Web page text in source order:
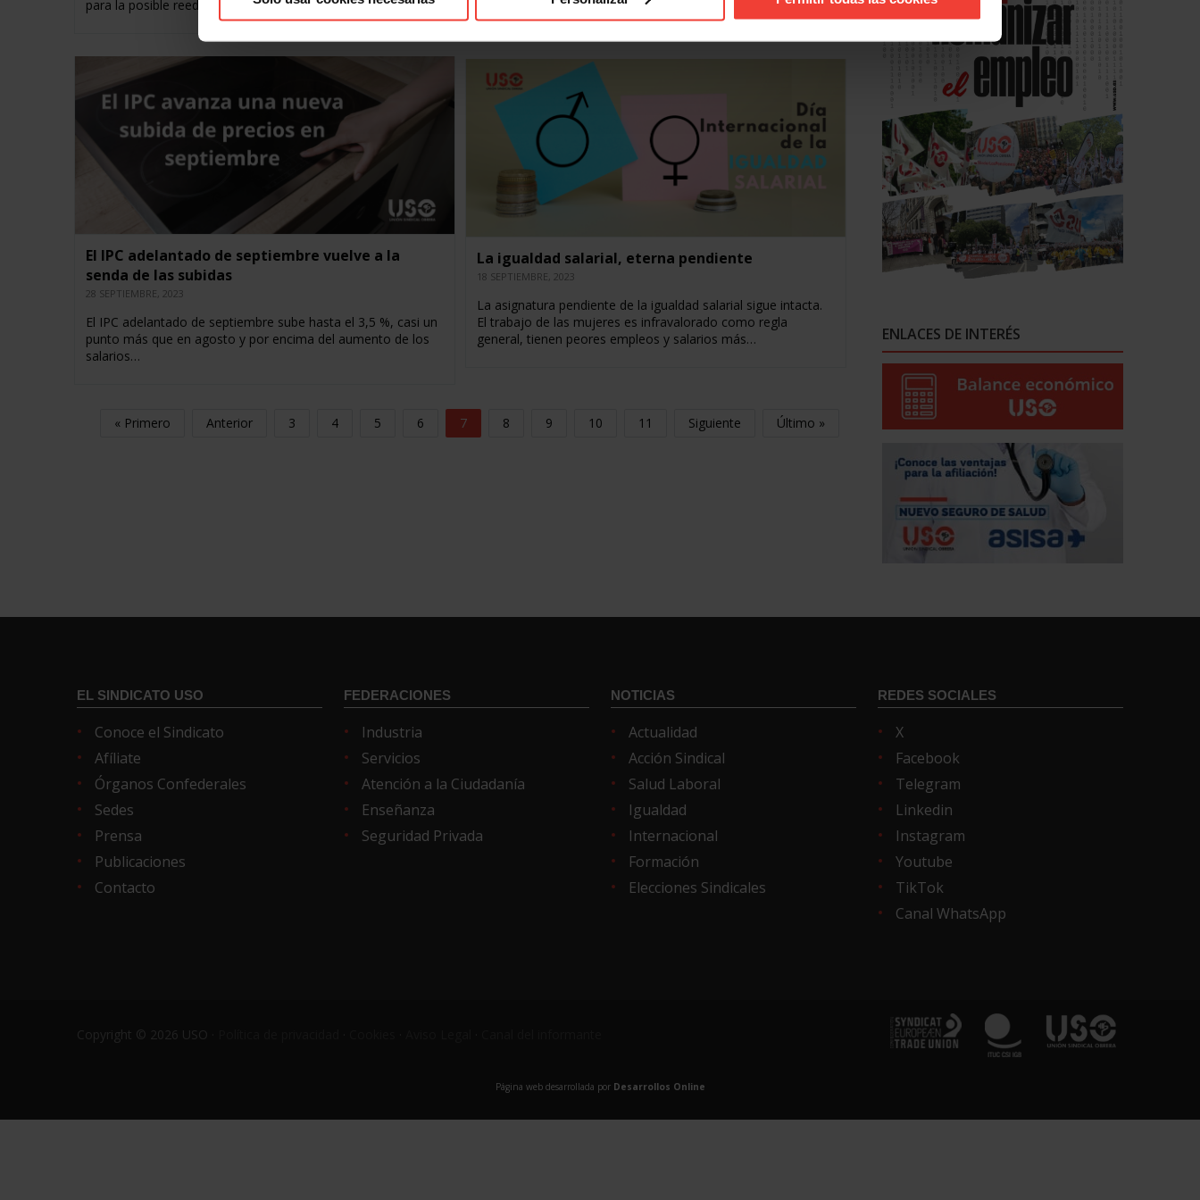
para la posible reedición del…
un encarecimiento de los alimentos del 26 % en dos…
El IPC adelantado de septiembre vuelve a la
senda de las subidas
28 SEPTIEMBRE, 2023
El IPC adelantado de septiembre sube hasta el 3,5 %, casi un
punto más que en agosto y por encima del aumento de los
salarios…
La igualdad salarial, eterna pendiente
18 SEPTIEMBRE, 2023
La asignatura pendiente de la igualdad salarial sigue intacta.
El trabajo de las mujeres es infravalorado como regla
general, tienen peores empleos y salarios más…
« Primero Anterior 3 4 5 6 7 8 9 10 11 Siguiente Último »
ENLACES DE INTERÉS
EL SINDICATO USO
Conoce el Sindicato
Afíliate
Órganos Confederales
Sedes
Prensa
Publicaciones
Contacto
FEDERACIONES
Industria
Servicios
Atención a la Ciudadanía
Enseñanza
Seguridad Privada
NOTICIAS
Actualidad
Acción Sindical
Salud Laboral
Igualdad
Internacional
Formación
Elecciones Sindicales
REDES SOCIALES
X
Facebook
Telegram
Linkedin
Instagram
Youtube
TikTok
Canal WhatsApp
Copyright © 2026 USO ·
Página web desarrollada por Desarrollos Online